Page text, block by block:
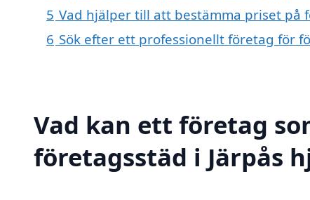
5 Vad hjälper till att bestämma priset på
6 Sök efter ett professionellt företag för
Vad kan ett företag
företagsstäd i Järpås